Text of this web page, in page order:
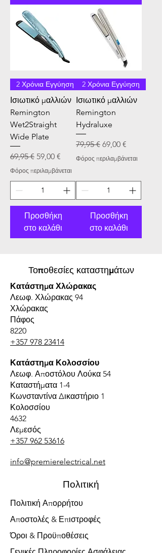
2 Χρόνια Εγγύηση
Ισιωτικό μαλλιών
Remington
Wet2Straight
Wide Plate
Κανονική τιμή
69,95 € Τιμή Έκπτωσης
59,00 €
Φόρος περιλαμβάνεται
Προσθήκη
στο καλάθι
2 Χρόνια Εγγύηση
Ισιωτικό μαλλιών
Remington
Hydraluxe
Κανονική τιμή
79,95 € Τιμή Έκπτωσης
69,00 €
Φόρος περιλαμβάνεται
Προσθήκη
στο καλάθι
Τοποθεσίες καταστημάτων
Κατάστημα Χλώρακας
Λεωφ. Χλώρακας 94
Χλώρακας
Πάφος
8220
+357 978 23414
Κατάστημα Κολοσσίου
Λεωφ. Αποστόλου Λούκα 54
Καταστήματα 1-4
Κωνσταντίνα Δικαστήριο 1
Κολοσσίου
4632
Λεμεσός
+357 962 53616
info@premierelectrical.net
Πολιτική
Πολιτική Απορρήτου
Αποστολές & Επιστροφές
Όροι & Προϋποθέσεις